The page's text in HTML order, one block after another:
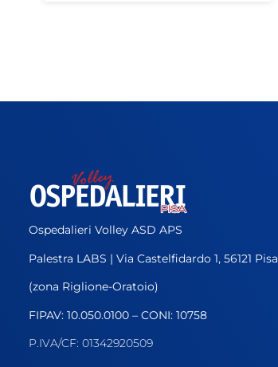
Ospedalieri Volley ASD APS
Palestra LABS | Via Castelfidardo 1, 56121 Pisa
(zona Riglione-Oratoio)
FIPAV: 10.050.0100 – CONI: 10758
P.IVA/CF: 01342920509